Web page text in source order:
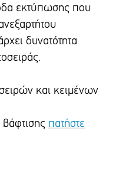
εκτύπωσης που
δυνατότητα
και κειμένων
βάφτισης πατήστε